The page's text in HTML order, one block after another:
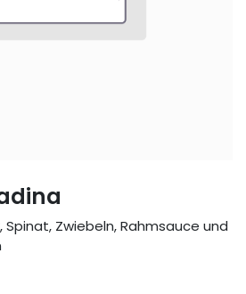
Zwiebeln, Rahmsauce und